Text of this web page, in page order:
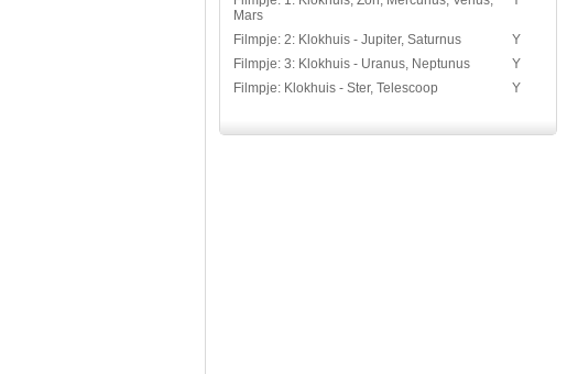
Mars
Filmpje: 2: Klokhuis - Jupiter, Saturnus
Y
Filmpje: 3: Klokhuis - Uranus, Neptunus
Y
Filmpje: Klokhuis - Ster, Telescoop
Y